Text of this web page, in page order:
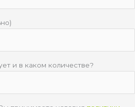
и в каком количестве?